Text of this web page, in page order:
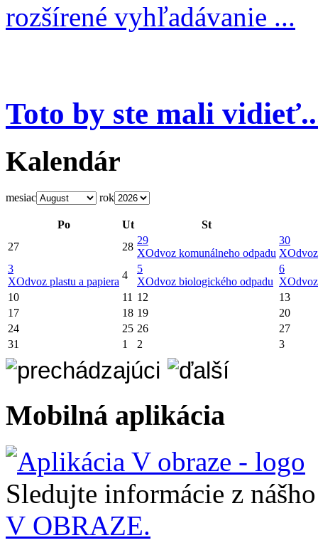
rozšírené vyhľadávanie ...
Toto by ste mali
Kalendár
mesiac rok
Po Ut
St
27
28
29
XOdvoz komunálneho odpadu
30
X
3
XOdvoz plastu a papiera
4
5
XOdvoz biologického odpadu
6
X
10
11 12
13
17
18 19
20
24
25 26
27
31
1 2 3
Mobilná aplikácia
Sledujte informácie z
V OBRAZE.